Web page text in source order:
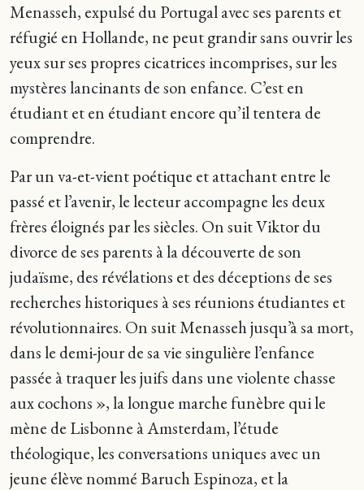
Menasseh, expulsé du Portugal avec ses parents et
réfugié en Hollande, ne peut grandir sans ouvrir les
yeux sur ses propres cicatrices incomprises, sur les
mystères lancinants de son enfance. C’est en
étudiant et en étudiant encore qu’il tentera de
comprendre.
Par un va-et-vient poétique et attachant entre le
passé et l’avenir, le lecteur accompagne les deux
frères éloignés par les siècles. On suit Viktor du
divorce de ses parents à la découverte de son
judaïsme, des révélations et des déceptions de ses
recherches historiques à ses réunions étudiantes et
révolutionnaires. On suit Menasseh jusqu’à sa mort,
dans le demi-jour de sa vie singulière l’enfance
passée à traquer les juifs dans une violente chasse
aux cochons », la longue marche funèbre qui le
mène de Lisbonne à Amsterdam, l’étude
théologique, les conversations uniques avec un
jeune élève nommé Baruch Espinoza, et la